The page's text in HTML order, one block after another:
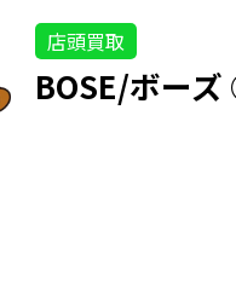
店頭買取
BOSE/ボー